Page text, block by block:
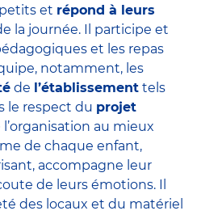
et répond à leurs
la journée. Il participe et
et les repas
notamment, les
de l’établissement tels
le respect du projet
l’organisation au mieux
de chaque enfant,
accompagne leur
de leurs émotions. Il
des locaux et du matériel